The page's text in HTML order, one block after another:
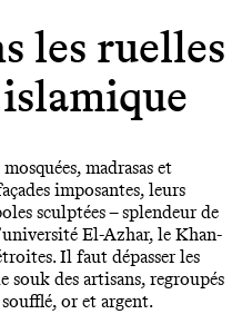
les ruelles
madrasas et
imposantes, leurs
sculptées – splendeur de
El-Azhar, le Khan-
Il faut dépasser les
souk des artisans, regroupés
or et argent.